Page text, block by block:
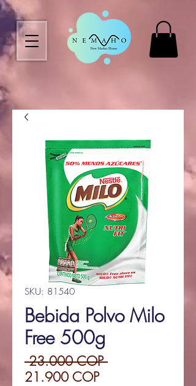
SKU: 81540
Bebida Polvo Milo
Free 500g
23.000 COP Precio
21.900 COPPrecio